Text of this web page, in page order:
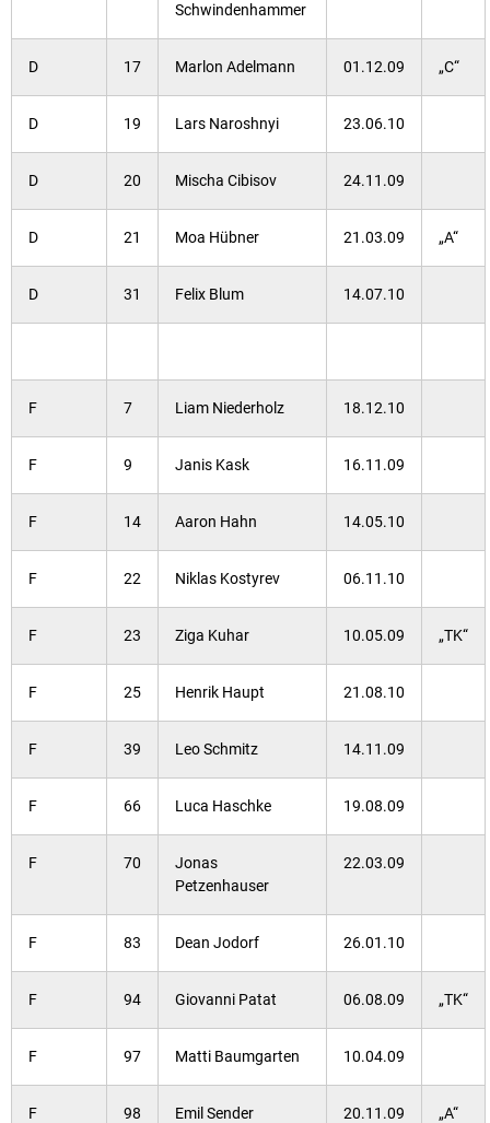
Schwindenhammer
D 17 Marlon Adelmann 01.12.09 „C“
D 19 Lars Naroshnyi 23.06.10
D 20 Mischa Cibisov 24.11.09
D 21 Moa Hübner 21.03.09 „A“
D 31 Felix Blum 14.07.10
F 7 Liam Niederholz 18.12.10
F 9 Janis Kask 16.11.09
F 14 Aaron Hahn 14.05.10
F 22 Niklas Kostyrev 06.11.10
F 23 Ziga Kuhar 10.05.09 „TK“
F 25 Henrik Haupt 21.08.10
F 39 Leo Schmitz 14.11.09
F 66 Luca Haschke 19.08.09
F 70
Jonas
Petzenhauser
22.03.09
F 83 Dean Jodorf 26.01.10
F 94 Giovanni Patat 06.08.09 „TK“
F 97 Matti Baumgarten 10.04.09
F 98 Emil Sender 20.11.09 „A“